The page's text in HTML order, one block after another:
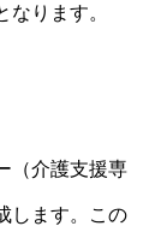
ります。
（介護支援専
します。この